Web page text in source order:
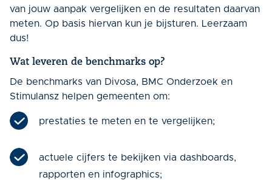
van jouw aanpak vergelijken en de resultaten daarvan
meten. Op basis hiervan kun je bijsturen. Leerzaam
dus!
Wat leveren de benchmarks op?
De benchmarks van Divosa, BMC Onderzoek en
Stimulansz helpen gemeenten om:
prestaties te meten en te vergelijken;
actuele cijfers te bekijken via dashboards,
rapporten en infographics;